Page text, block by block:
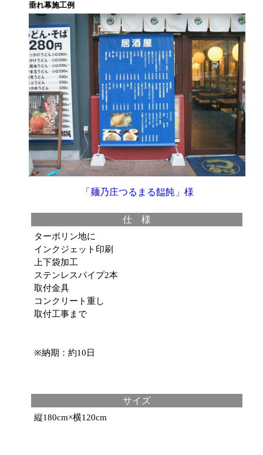
垂れ幕施工例
「麺乃庄つるまる饂飩」様
仕 様
ターポリン地に
インクジェット印刷
上下袋加工
ステンレスパイプ2本
取付金具
コンクリート重し
取付工事まで
※納期：約10日
サイズ
縦180cm×横120cm